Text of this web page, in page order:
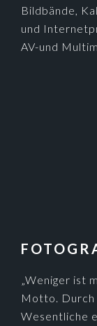
Bildbände,
und
AV-und
„Weniger ist
Motto. Durch
Wesentliche